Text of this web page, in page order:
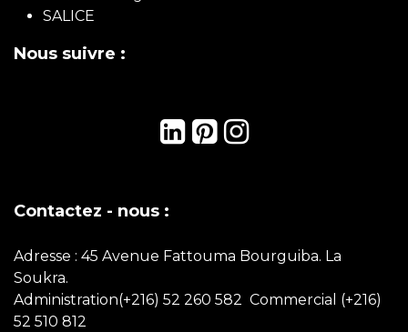
SALICE
Nous suivre :
Contactez - nous :
Adresse : 45 Avenue Fattouma Bourguiba. La
Soukra.
Administration(+216) 52 260 582 Commercial (+216)
52 510 812